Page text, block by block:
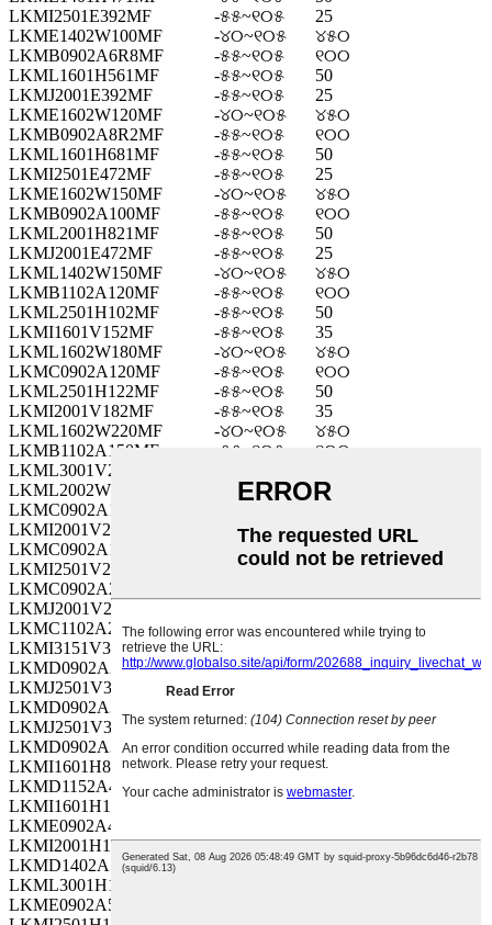
LKMI2501E392MF
-୫୫~୧୦୫
25
LKME1402W100MF
-୪୦~୧୦୫
୪୫୦
LKMB0902A6R8MF
-୫୫~୧୦୫
୧୦୦
LKML1601H561MF
-୫୫~୧୦୫
50
LKMJ2001E392MF
-୫୫~୧୦୫
25
LKME1602W120MF
-୪୦~୧୦୫
୪୫୦
LKMB0902A8R2MF
-୫୫~୧୦୫
୧୦୦
LKML1601H681MF
-୫୫~୧୦୫
50
LKMI2501E472MF
-୫୫~୧୦୫
25
LKME1602W150MF
-୪୦~୧୦୫
୪୫୦
LKMB0902A100MF
-୫୫~୧୦୫
୧୦୦
LKML2001H821MF
-୫୫~୧୦୫
50
LKMJ2001E472MF
-୫୫~୧୦୫
25
LKML1402W150MF
-୪୦~୧୦୫
୪୫୦
LKMB1102A120MF
-୫୫~୧୦୫
୧୦୦
LKML2501H102MF
-୫୫~୧୦୫
50
LKMI1601V152MF
-୫୫~୧୦୫
35
LKML1602W180MF
-୪୦~୧୦୫
୪୫୦
LKMC0902A120MF
-୫୫~୧୦୫
୧୦୦
LKML2501H122MF
-୫୫~୧୦୫
50
LKMI2001V182MF
-୫୫~୧୦୫
35
LKML1602W220MF
-୪୦~୧୦୫
୪୫୦
LKMB1102A150MF
-୫୫~୧୦୫
୧୦୦
LKML3001V222MF
LKML2002W330MF
-୪୦~୧୦୫
୪୫୦
LKMC0902A150MF
LKMI2001V222MF
-୫୫~୧୦୫
35
LKMC0902A180MF
-୫୫~୧୦୫
୧୦୦
LKMI2501V272MF
-୫୫~୧୦୫
35
LKMC0902A220MF
LKMJ2001V272MF
LKMC1102A270MF
-୫୫~୧୦୫
୧୦୦
LKMI3151V332MF
-୫୫~୧୦୫
LKMD0902A270MF
-୫୫~୧୦୫
୧୦୦
LKMJ2501V332MF
-୫୫~୧୦୫
LKMD0902A330MF
LKMJ2501V392MF
-୫୫~୧୦୫
35
LKMD0902A390MF
-୫୫~୧୦୫
୧୦୦
LKMI1601H821MF
-୫୫~୧୦୫
50
LKMD1152A470MF
-୫୫~୧୦୫
୧୦୦
LKMI1601H102MF
LKME0902A470MF
LKMI2001H122MF
-୫୫~୧୦୫
50
LKMD1402A560MF
-୫୫~୧୦୫
୧୦୦
LKML3001H152MF
LKME0902A560MF